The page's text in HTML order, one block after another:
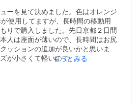
てくれたことがよかったです。
ーを見て決めました。色はオレンジ
使用してますが、長時間の移動用
りで購入しました。先日京都２日間
人は座面が薄いので、長時間はお尻
ッションの追加が良いかと思いま
が小さくて軽いので、すり抜け、小
足してますが、折りたたみ時に、座
格納出来ず、中途半端な感じで、移
父親の介護用の車椅子(リース品)を借
が、サイズの大きい安定感を取る
もっとみる